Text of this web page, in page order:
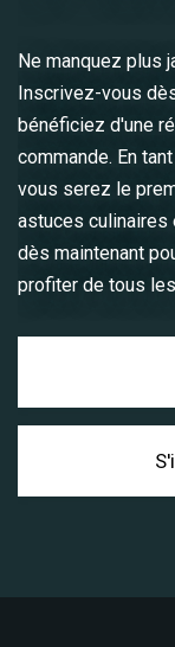
Ne manquez plus
Inscrivez-vous
bénéficiez d'une
commande. En
vous serez le
astuces
dès maintenant
profiter de tous